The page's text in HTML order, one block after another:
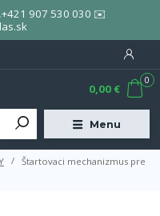
907 530 030 ✉️
Menu
0
0,00 €
Štartovaci mechanizmus pre